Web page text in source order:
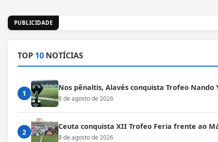
PUBLICIDADE
TOP 10 NOTÍCIAS
1
Nos pênaltis, Alavés conquista Trofeo Nando
8 de agosto de 2026
2
Ceuta conquista XII Trofeo Feria frente ao
8 de agosto de 2026